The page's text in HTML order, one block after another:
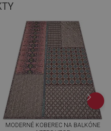
MODERNÉ KOBEREC NA BALKÓNE